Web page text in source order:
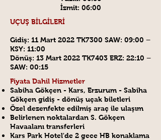
İzmit: 06:00
UÇUŞ BİLGİLERİ
Gidiş: 11 Mart 2022 TK7300 SAW: 09:00 –
KSY: 11:00
Dönüş: 13 Mart 2022 TK7403 ERZ: 22:10 –
SAW: 00:15
Fiyata Dahil Hizmetler
Sabiha Gökçen - Kars, Erzurum - Sabiha
Gökçen gidiş - dönüş uçak biletleri
Özel dezenfekte edilmiş araç ile ulaşım
Belirlenen noktalardan S. Gökçen
Havaalanı transferleri
Kars Park Hotel'de 2 gece HB konaklama